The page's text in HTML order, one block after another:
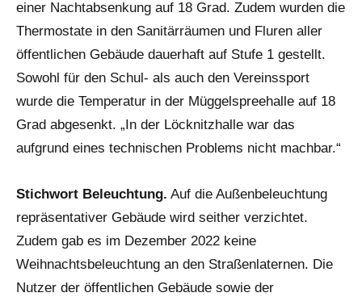
einer Nachtabsenkung auf 18 Grad. Zudem wurden die
Thermostate in den Sanitärräumen und Fluren aller
öffentlichen Gebäude dauerhaft auf Stufe 1 gestellt.
Sowohl für den Schul- als auch den Vereinssport
wurde die Temperatur in der Müggelspreehalle auf 18
Grad abgesenkt. „In der Löcknitzhalle war das
aufgrund eines technischen Problems nicht machbar.“
Stichwort Beleuchtung. Auf die Außenbeleuchtung
repräsentativer Gebäude wird seither verzichtet.
Zudem gab es im Dezember 2022 keine
Weihnachtsbeleuchtung an den Straßenlaternen. Die
Nutzer der öffentlichen Gebäude sowie der